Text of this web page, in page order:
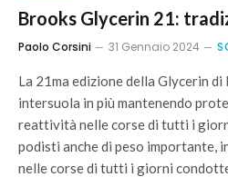
Brooks Glycerin 21:
Paolo Corsini 31 Gennaio 2024
La 21ma edizione della Glycerin di
intersuola in più mantenendo
reattività nelle corse di tutti i
podisti anche di peso importante,
nelle corse di tutti i giorni